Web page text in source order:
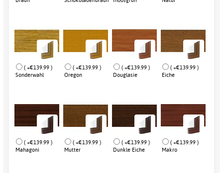
( +€139.99 )
Sonderwahl
( +€139.99 )
Oregon
( +€139.99 )
Douglasie
( +€139.99 )
Eiche
( +€139.99 )
Mahagoni
( +€139.99 )
Mutter
( +€139.99 )
Dunkle Eiche
( +€139.99 )
Makro